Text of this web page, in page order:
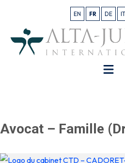
EN FR DE IT
Avocat – Famille